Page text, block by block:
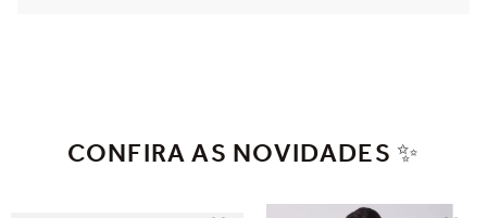
CONFIRA AS NOVIDADES ✨